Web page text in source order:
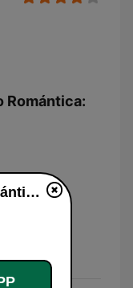
Romántica:
Vinotinto Radio Romántica en vivo